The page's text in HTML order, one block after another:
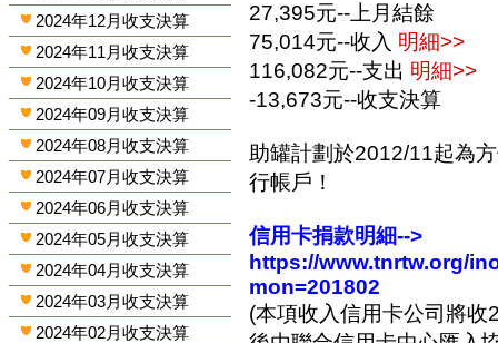
2024年12月收支決算
2024年11月收支決算
2024年10月收支決算
2024年09月收支決算
2024年08月收支決算
2024年07月收支決算
2024年06月收支決算
2024年05月收支決算
2024年04月收支決算
2024年03月收支決算
2024年02月收支決算
27,395元--上月結餘
75,014元--收入 明細>>
116,082元--支出 明細>>
-13,673元--收支決算
助罐計劃於2012/11起為
行帳戶！
信用卡捐款明細-->
https://www.tnrtw.org/
mon=201802
(本項收入信用卡公司將